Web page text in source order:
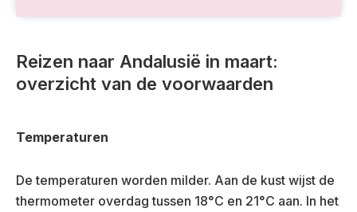
Reizen naar Andalusië in maart:
overzicht van de voorwaarden
Temperaturen
De temperaturen worden milder. Aan de kust wijst de
thermometer overdag tussen 18°C en 21°C aan. In het